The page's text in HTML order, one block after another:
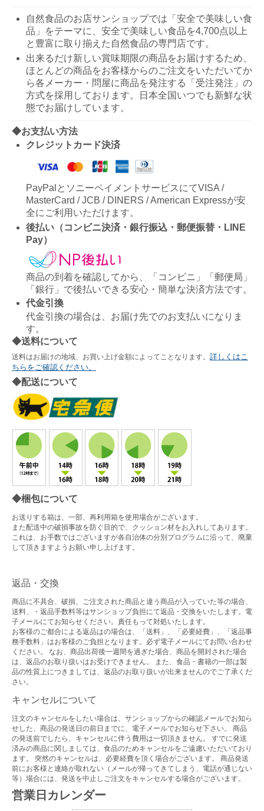
自然食品のお店サンショップでは「安全で美味しい食
品」をテーマに、安全で美味しい食品を4,700点以上
と豊富に取り揃えた自然食品の専門店です。
出来るだけ新しい賞味期限の商品をお届けするため、
ほとんどの商品をお客様からのご注文をいただいてか
ら各メーカー・問屋に商品を発注する「受注発注」の
方式を採用しております。日本全国いつでも新鮮な状
態でお届けしています。
◆お支払い方法
クレジットカード決済
PayPalとソニーペイメントサービスにてVISA /
MasterCard / JCB / DINERS / American Expressが安
全にご利用いただけます。
後払い（コンビニ決済・銀行振込・郵便振替・LINE
Pay）
商品の到着を確認してから、「コンビニ」「郵便局」
「銀行」で後払いできる安心・簡単な決済方法です。
代金引換
代金引換の場合は、お届け先でのお支払いになりま
す。
◆送料について
送料はお届けの地域、お買い上げ金額によってことなります。 詳しくはこ
ちらをご確認ください。
◆配送について
◆梱包について
お送りする箱は、一部、再利用箱を使用場合がございます。
また配送中の破損事故を防ぐ目的で、クッション材をお入れしてあります。
これは、お手数ではございますが各自治体の分別プログラムに沿って、廃棄
して頂きますようお願い申し上げます。
返品・交換
商品に不具合、破損、ご注文された商品と違う商品が入っていた等の場合、
送料、・返品手数料等はサンショップ負担にて返品・交換をいたします。電
子メールにてお知らせください。責任もって対処いたします。
お客様のご都合による返品はの場合は、「送料」、「必要経費」、「返品事
務手数料」はお客様のご負担となります。必ず電子メールにてお問い合わせ
ください。 なお、商品出荷後一週間を過ぎた場合、商品を開封された場合
は、返品のお取り扱いはお受けできません。 また、食品・書籍の一部は製
品の性質上につきましては、返品のお取り扱いが出来ませんのでご了承くだ
さい。
キャンセルについて
注文のキャンセルをしたい場合は、サンショップからの確認メールでお知ら
せした、商品の発送日の前日までに、電子メールでお知らせ下さい。 商品
の発送前でしたら、キャンセルに伴う費用は一切頂きません。 すでに発送
済みの商品に関しましては、食品のためキャンセルをご遠慮いただいており
ます。 突然のキャンセルは、必要経費を頂く場合がございます。 商品発送
前にお客様と連絡が取れない（メールが帰ってきてしまう、電話が通じない
等）場合には、発送を中止しご注文をキャンセルする場合がございます。
営業日カレンダー